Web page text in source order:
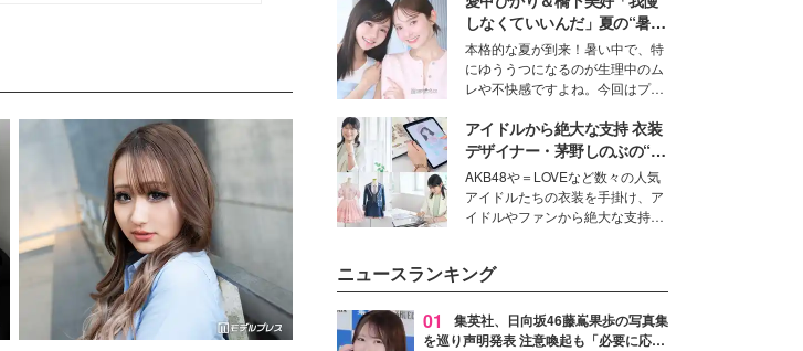
デルの宮城舞と島村雄大の特別対
談をお届け！それぞれの視点か
ら、今作ならではの魅力や予想外
の感動をもたらす奥深いストーリ
ーについて熱く語り合ってもらっ
た。
しなくていいんだ」夏の“暑さ
対策”の新しい選択肢とは？
本格的な夏が到来！暑い中で、特
にゆううつになるのが生理中のム
レや不快感ですよね。今回はプラ
モデル・愛甲ひかりさんと橋下美
好さんを迎えて本音で女子会トー
ク。猛暑のお出かけを快適に過ご
すヒントや、2人が感動した夏の
生理の新常識にも迫りました。
アイドルから絶大な支持 衣装
デザイナー・茅野しのぶの“可
愛い”を作る美学＜「シチズン
クロスシー」インタビュー＞
AKB48や＝LOVEなど数々の人気
アイドルたちの衣装を手掛け、ア
イドルやファンから絶大な支持を
ター・茅野しのぶ。一人ひとりの
個性に寄り添い、魅力を引き出す
衣装作りは、多くの女性たちに勇
気と自信を与え続けている。
ニュースランキング
01
集英社、日向坂46藤嶌果歩の写真集
を巡り声明発表 注意喚起も「必要に応じ